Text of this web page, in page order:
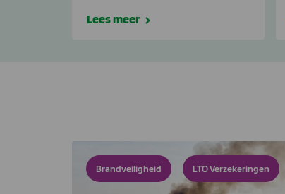
Lees meer
Brandveiligheid LTO Verzekeringen